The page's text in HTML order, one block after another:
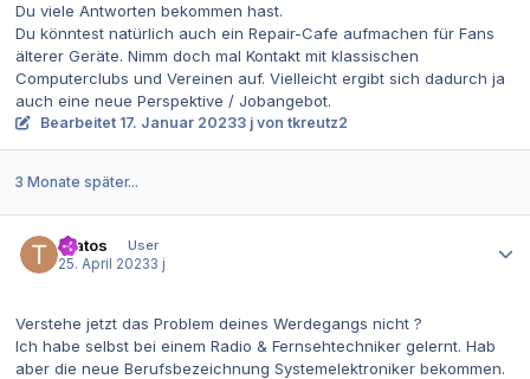
Du viele Antworten bekommen hast.
Du könntest natürlich auch ein Repair-Cafe aufmachen für Fans
älterer Geräte. Nimm doch mal Kontakt mit klassischen
Computerclubs und Vereinen auf. Vielleicht ergibt sich dadurch ja
auch eine neue Perspektive / Jobangebot.
Bearbeitet 17. Januar 20233 j von tkreutz2
3 Monate später...
Tratos
User
25. April 20233 j
Verstehe jetzt das Problem deines Werdegangs nicht ?
Ich habe selbst bei einem Radio & Fernsehtechniker gelernt. Hab
aber die neue Berufsbezeichnung Systemelektroniker bekommen.